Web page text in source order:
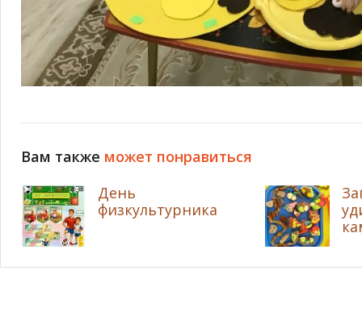
Вам также может понравиться
День
физкультурника